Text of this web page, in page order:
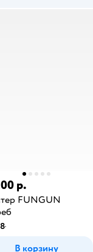
р.
FUNGUN
В корзину